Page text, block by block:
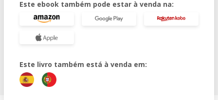
Este ebook também pode estar à venda na:
Este livro também está à venda em: